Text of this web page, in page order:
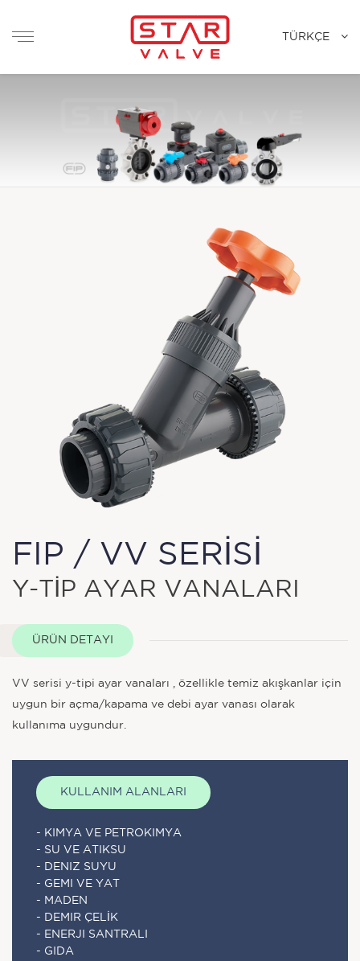
TÜRKÇE
FIP / VV SERİSİ
Y-TİP AYAR VANALARI
ÜRÜN DETAYI
VV serisi y-tipi ayar vanaları , özellikle temiz akışkanlar için
uygun bir açma/kapama ve debi ayar vanası olarak
kullanıma uygundur.
KULLANIM ALANLARI
- KIMYA VE PETROKIMYA
- SU VE ATIKSU
- DENIZ SUYU
- GEMI VE YAT
- MADEN
- DEMIR ÇELİK
- ENERJI SANTRALI
- GIDA